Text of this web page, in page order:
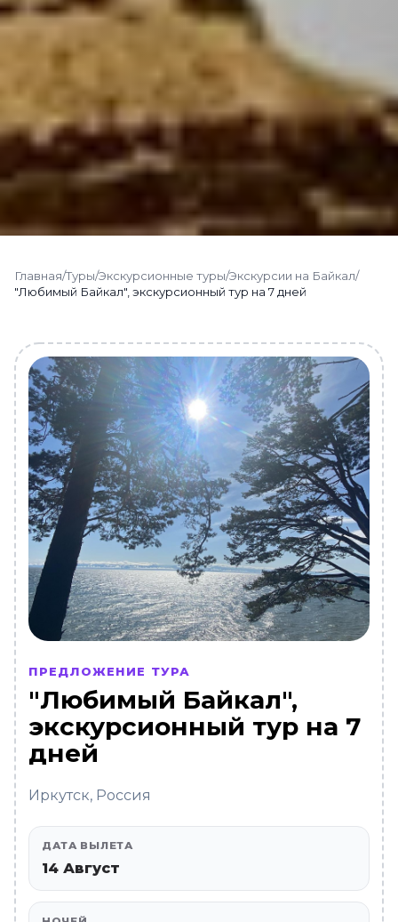
Главная/Туры/Экскурсионные туры/Экскурсии на Байкал/
"Любимый Байкал", экскурсионный тур на 7 дней
ПРЕДЛОЖЕНИЕ ТУРА
"Любимый Байкал",
экскурсионный тур на 7
дней
Иркутск, Россия
ДАТА ВЫЛЕТА
14 Август